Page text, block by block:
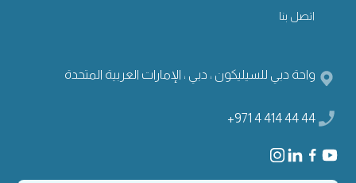
اتصل بنا
واحة دبي للسيليكون ، دبي ، الإمارات العربية المتحدة
+971 4 414 44 44